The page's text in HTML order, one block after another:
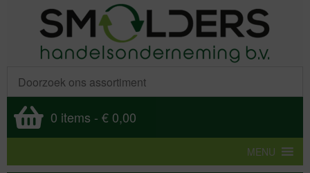
0 items - € 0,00
MENU